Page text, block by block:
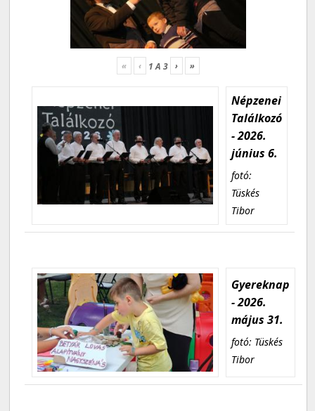
« ‹ 1A 3 › »
Népzenei
Találkozó
- 2026.
június 6.
fotó:
Tüskés
Tibor
Gyereknap
- 2026.
május 31.
fotó: Tüskés
Tibor